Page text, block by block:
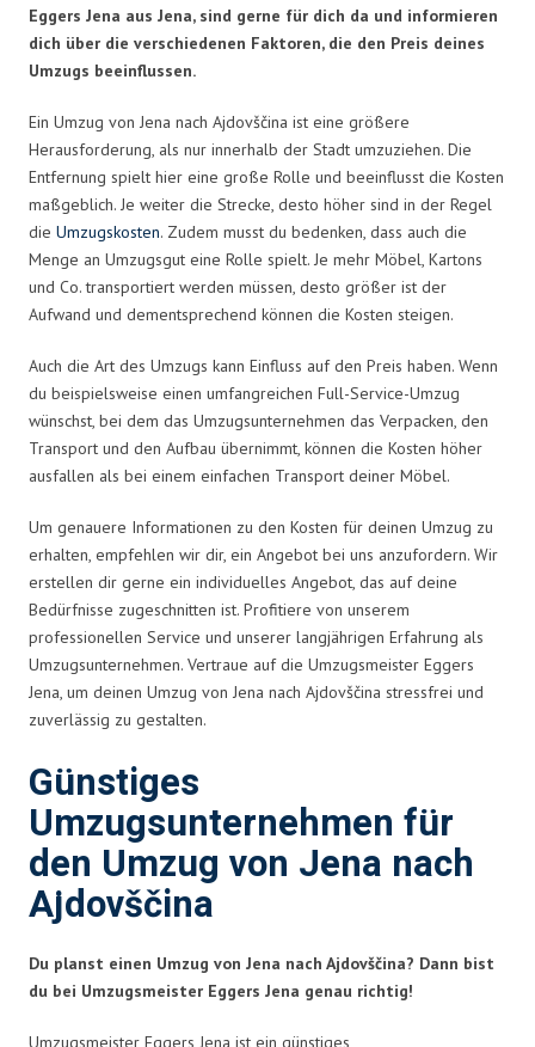
Eggers Jena aus Jena, sind gerne für dich da und informieren
dich über die verschiedenen Faktoren, die den Preis deines
Umzugs beeinflussen.
Ein Umzug von Jena nach Ajdovščina ist eine größere
Herausforderung, als nur innerhalb der Stadt umzuziehen. Die
Entfernung spielt hier eine große Rolle und beeinflusst die Kosten
maßgeblich. Je weiter die Strecke, desto höher sind in der Regel
die Umzugskosten. Zudem musst du bedenken, dass auch die
Menge an Umzugsgut eine Rolle spielt. Je mehr Möbel, Kartons
und Co. transportiert werden müssen, desto größer ist der
Aufwand und dementsprechend können die Kosten steigen.
Auch die Art des Umzugs kann Einfluss auf den Preis haben. Wenn
du beispielsweise einen umfangreichen Full-Service-Umzug
wünschst, bei dem das Umzugsunternehmen das Verpacken, den
Transport und den Aufbau übernimmt, können die Kosten höher
ausfallen als bei einem einfachen Transport deiner Möbel.
Um genauere Informationen zu den Kosten für deinen Umzug zu
erhalten, empfehlen wir dir, ein Angebot bei uns anzufordern. Wir
erstellen dir gerne ein individuelles Angebot, das auf deine
Bedürfnisse zugeschnitten ist. Profitiere von unserem
professionellen Service und unserer langjährigen Erfahrung als
Umzugsunternehmen. Vertraue auf die Umzugsmeister Eggers
Jena, um deinen Umzug von Jena nach Ajdovščina stressfrei und
zuverlässig zu gestalten.
Günstiges
Umzugsunternehmen für
den Umzug von Jena nach
Ajdovščina
Du planst einen Umzug von Jena nach Ajdovščina? Dann bist
du bei Umzugsmeister Eggers Jena genau richtig!
Umzugsmeister Eggers Jena ist ein günstiges